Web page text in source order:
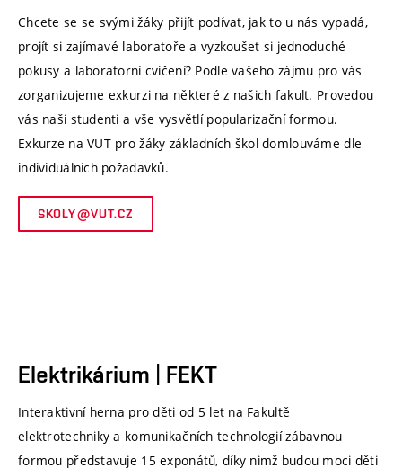
Chcete se se svými žáky přijít podívat, jak to u nás vypadá,
projít si zajímavé laboratoře a vyzkoušet si jednoduché
pokusy a laboratorní cvičení? Podle vašeho zájmu pro vás
zorganizujeme exkurzi na některé z našich fakult. Provedou
vás naši studenti a vše vysvětlí popularizační formou.
Exkurze na VUT pro žáky základních škol domlouváme dle
individuálních požadavků.
SKOLY@VUT.CZ
Elektrikárium | FEKT
Interaktivní herna pro děti od 5 let na Fakultě
elektrotechniky a komunikačních technologií zábavnou
formou představuje 15 exponátů, díky nimž budou moci děti